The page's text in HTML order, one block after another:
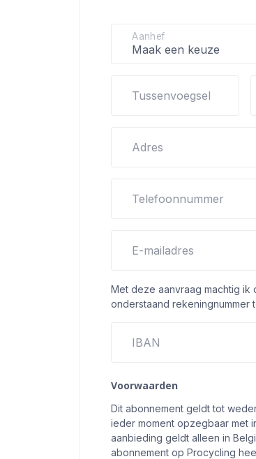
Aanhef
Tussenvoegsel
Adres
Telefoonnummer
E-mailadres
Met deze aanvraag machtig ik
onderstaand rekeningnummer
IBAN
Voorwaarden
Dit abonnement geldt tot
ieder moment opzegbaar met
aanbieding geldt alleen in
abonnement op Procycling